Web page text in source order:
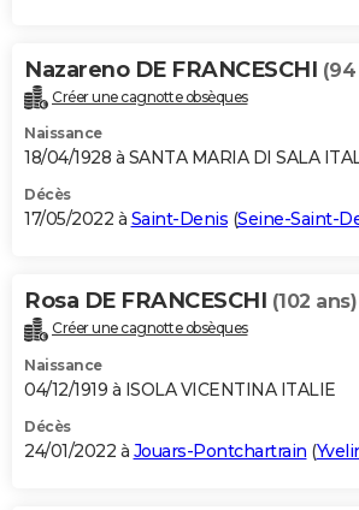
Nazareno DE FRANCESCHI (94
Créer une cagnotte obsèques
Naissance
18/04/1928 à SANTA MARIA DI SALA
Décès
17/05/2022 à Saint-Denis (Seine-Saint-
Rosa DE FRANCESCHI (102 ans)
Créer une cagnotte obsèques
Naissance
04/12/1919 à ISOLA VICENTINA ITALIE
Décès
24/01/2022 à Jouars-Pontchartrain (